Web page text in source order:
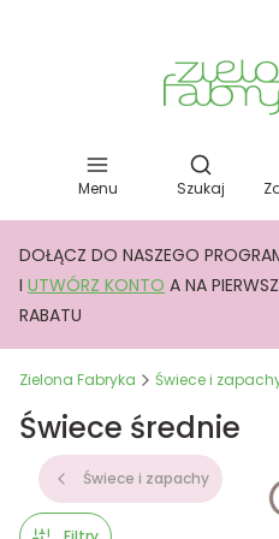
Menu
Otwórz
Szukaj
DOŁĄCZ DO NASZEGO
I UTWÓRZ KONTO A NA
RABATU
Zielona Fabryka Świece i
Świece średnie
Świece i zapachy